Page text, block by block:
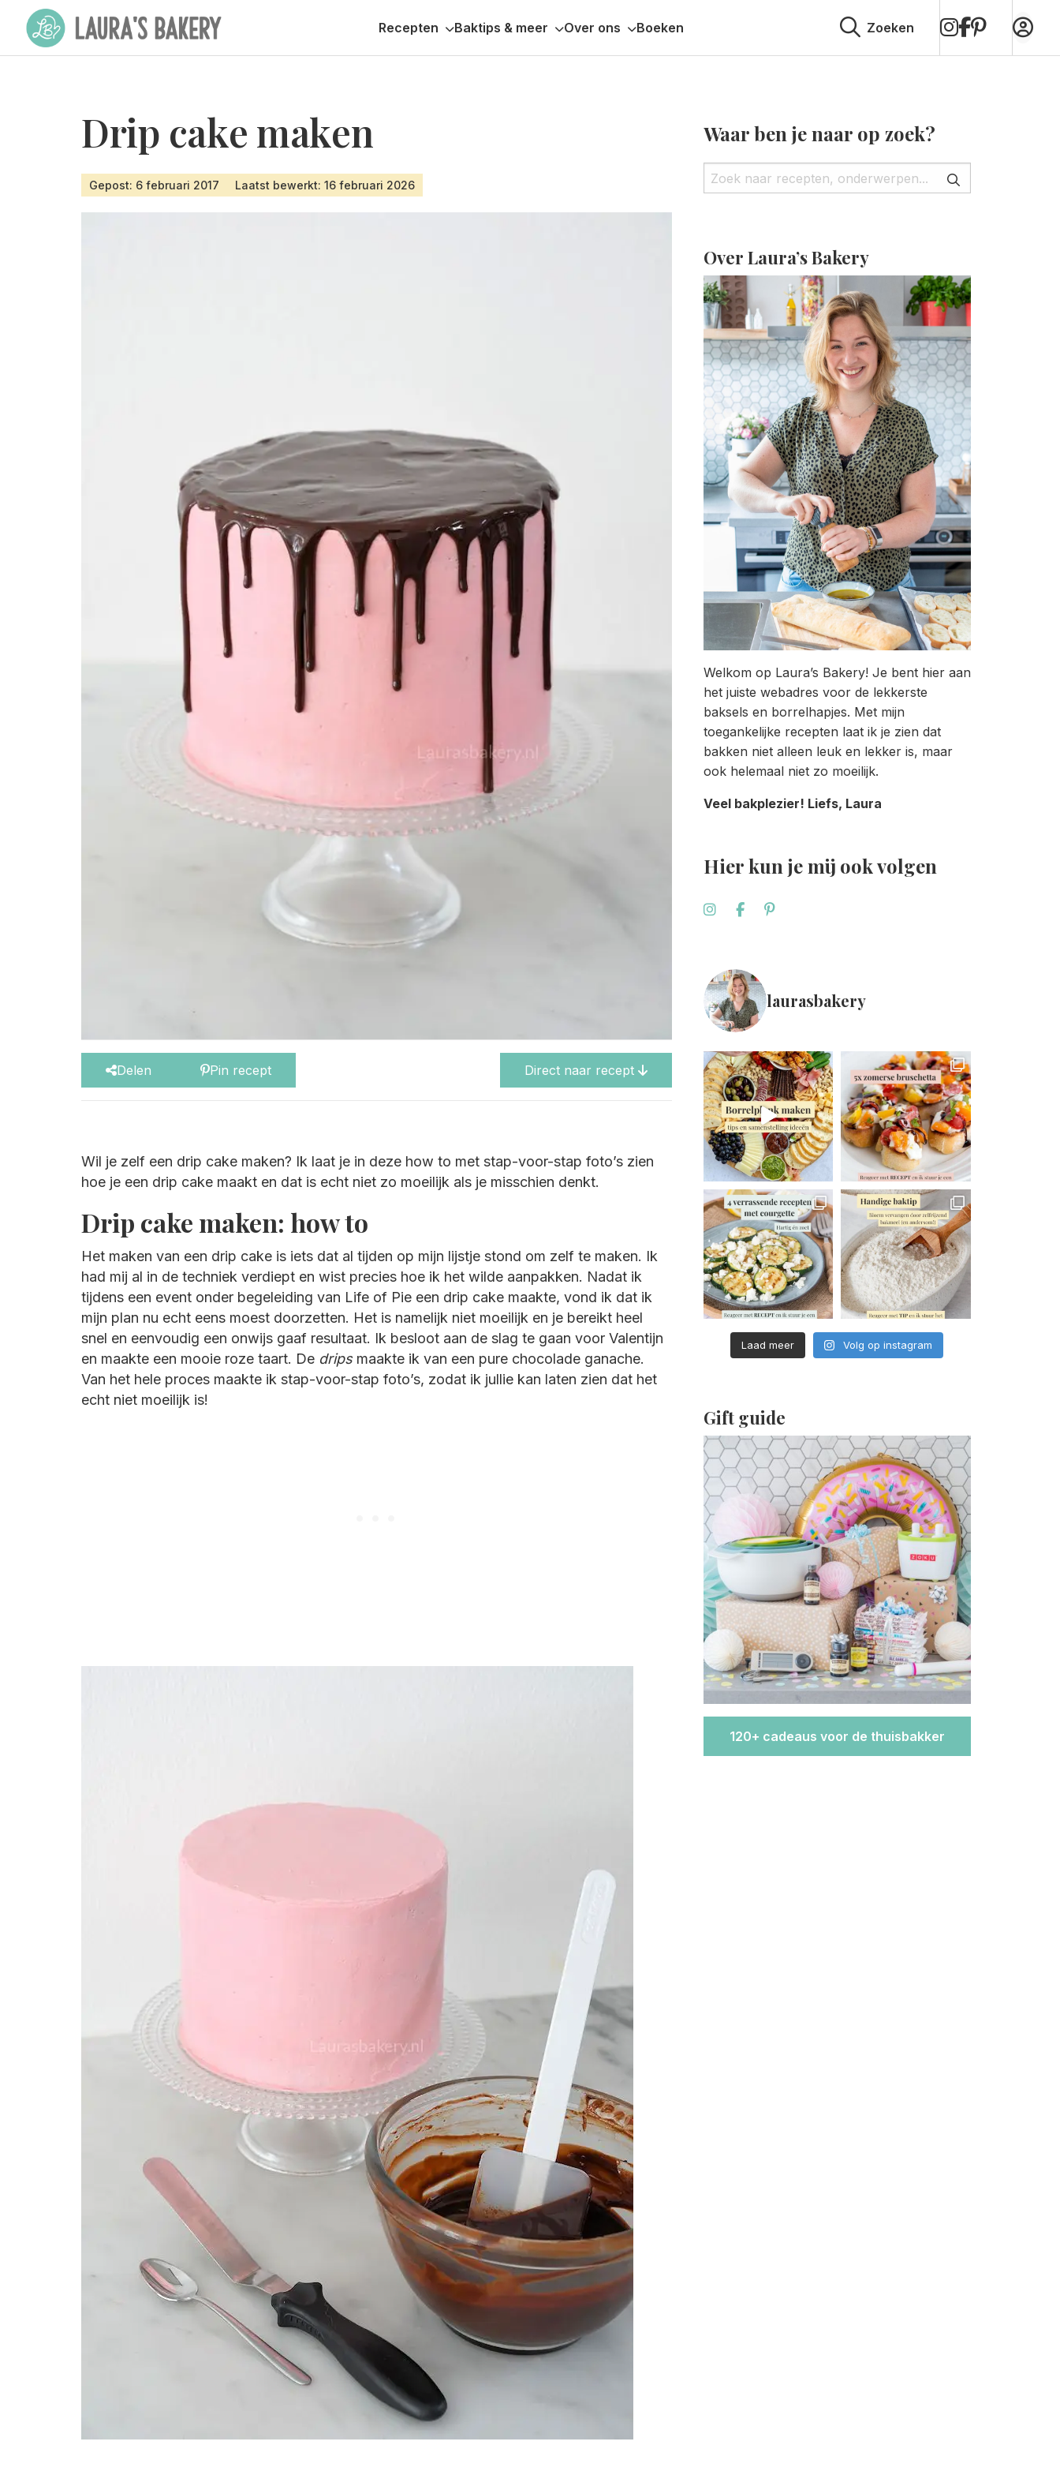
Recepten Baktips & meer Over ons Boeken Zoeken
op
Instagram
op
Facebook
op
Pinterest
Drip cake maken
Gepost: 6 februari 2017 Laatst bewerkt: 16 februari 2026
Delen Pin recept Direct naar recept
Wil je zelf een drip cake maken? Ik laat je in deze how to met stap-voor-stap foto’s zien
hoe je een drip cake maakt en dat is echt niet zo moeilijk als je misschien denkt.
Drip cake maken: how to
Het maken van een drip cake is iets dat al tijden op mijn lijstje stond om zelf te maken. Ik
had mij al in de techniek verdiept en wist precies hoe ik het wilde aanpakken. Nadat ik
tijdens een event onder begeleiding van Life of Pie een drip cake maakte, vond ik dat ik
mijn plan nu echt eens moest doorzetten. Het is namelijk niet moeilijk en je bereikt heel
snel en eenvoudig een onwijs gaaf resultaat. Ik besloot aan de slag te gaan voor Valentijn
en maakte een mooie roze taart. De dripsmaakte ik van een pure chocolade ganache.
Van het hele proces maakte ik stap-voor-stap foto’s, zodat ik jullie kan laten zien dat het
echt niet moeilijk is!
Waar ben je naar op zoek?
Over Laura’s Bakery
Welkom op Laura’s Bakery! Je bent hier aan
het juiste webadres voor de lekkerste
baksels en borrelhapjes. Met mijn
toegankelijke recepten laat ik je zien dat
bakken niet alleen leuk en lekker is, maar
ook helemaal niet zo moeilijk.
Veel bakplezier! Liefs, Laura
Hier kun je mij ook volgen
laurasbakery
Laad meer Volg op instagram
Gift guide
120+ cadeaus voor de thuisbakker